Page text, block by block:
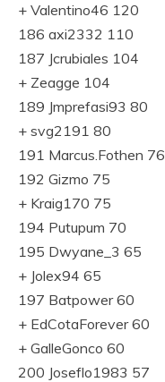
+ Valentino46 120
186 axi2332 110
187 Jcrubiales 104
+ Zeagge 104
189 Jmprefasi93 80
+ svg2191 80
191 Marcus.Fothen 76
192 Gizmo 75
+ Kraig170 75
194 Putupum 70
195 Dwyane_3 65
+ Jolex94 65
197 Batpower 60
+ EdCotaForever 60
+ GalleGonco 60
200 Joseflo1983 57